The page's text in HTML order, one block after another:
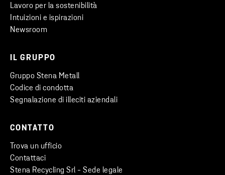
Lavoro per la sostenibilità
Intuizioni e ispirazioni
Newsroom
IL GRUPPO
Gruppo Stena Metall
Codice di condotta
Segnalazione di illeciti aziendali
CONTATTO
Trova un ufficio
Contattaci
Stena Recycling Srl - Sede legale